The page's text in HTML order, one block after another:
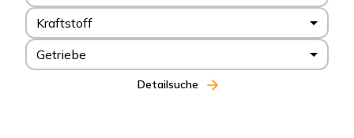
Kraftstoff
Getriebe
Detailsuche